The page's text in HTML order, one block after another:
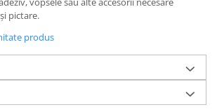
de vopsele
pictare.
produs